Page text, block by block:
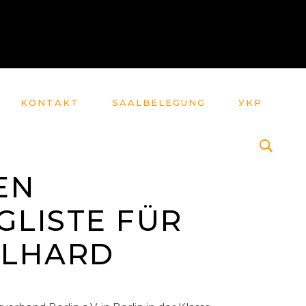
KONTAKT SAALBELEGUNG УКР
FÜR